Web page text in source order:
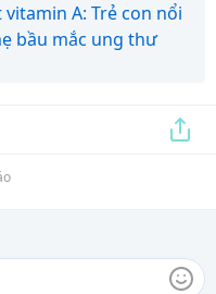
A: Trẻ con nổi
bầu mắc ung thư